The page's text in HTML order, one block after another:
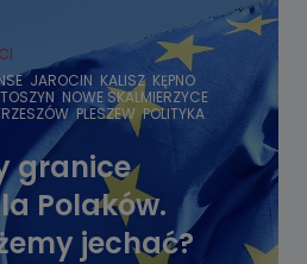
JAROCIN KALISZ KĘPNO
NOWE SKALMIERZYCE
PLESZEW POLITYKA
granice
Polaków.
jechać?